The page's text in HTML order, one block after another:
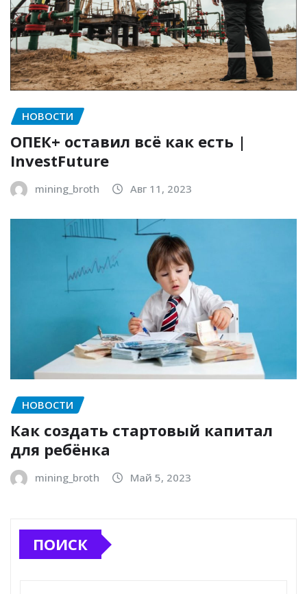
НОВОСТИ
ОПЕК+ оставил всё как есть |
InvestFuture
mining_broth Авг 11, 2023
НОВОСТИ
Как создать стартовый капитал
для ребёнка
mining_broth Май 5, 2023
ПОИСК